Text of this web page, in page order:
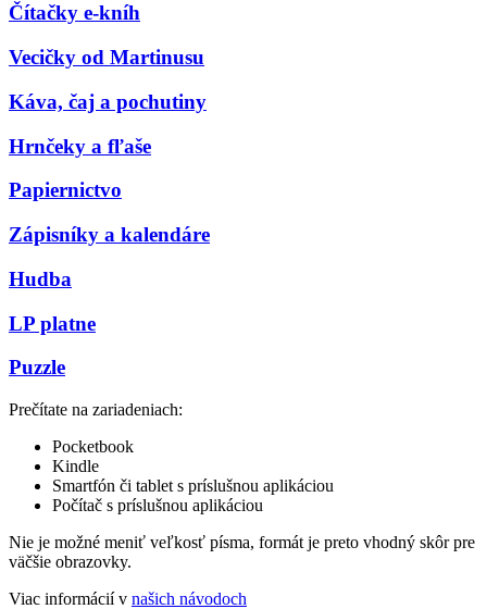
Čítačky e-kníh
Vecičky od Martinusu
Káva, čaj a pochutiny
Hrnčeky a fľaše
Papiernictvo
Zápisníky a kalendáre
Hudba
LP platne
Puzzle
Prečítate na zariadeniach:
Pocketbook
Kindle
Smartfón či tablet s príslušnou aplikáciou
Počítač s príslušnou aplikáciou
Nie je možné meniť veľkosť písma, formát je preto vhodný skôr pre
väčšie obrazovky.
Viac informácií v našich návodoch